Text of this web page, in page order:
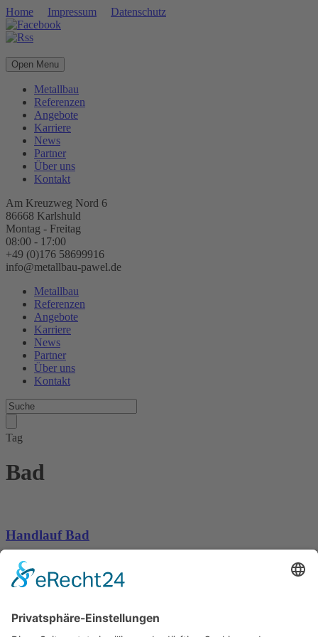
Home Impressum Datenschutz
Open Menu
Metallbau
Referenzen
Angebote
Karriere
News
Partner
Über uns
Kontakt
Am Kreuzweg Nord 6
86668 Karlshuld
Montag - Freitag
08:00 - 17:00
+49 (0)176 58699916
info@metallbau-pawel.de
Metallbau
Referenzen
Angebote
Karriere
News
Partner
Über uns
Kontakt
Tag
Bad
Handlauf Bad
Tags
Kontakt
Meisterbetrieb Metallbau Manuel Pawel